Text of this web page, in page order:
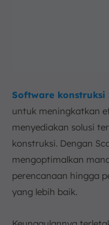
Software konstruksi
untuk meningkatkan
menyediakan solusi
konstruksi. Dengan
mengoptimalkan
perencanaan hingga
yang lebih baik.